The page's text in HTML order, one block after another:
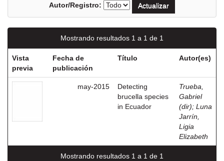
Autor/Registro:
Mostrando resultados 1 a 1 de 1
Vista
previa
Fecha de
publicación
Título Autor(es)
may-2015
Detecting
brucella species
in Ecuador
Trueba,
Gabriel
(dir); Luna
Jarrín,
Ligia
Elizabeth
Mostrando resultados 1 a 1 de 1